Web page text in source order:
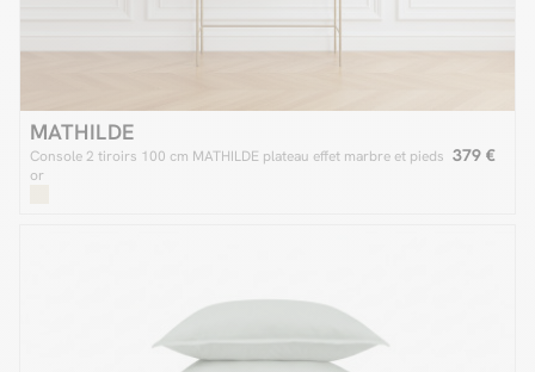
MATHILDE
Console 2 tiroirs 100 cm MATHILDE plateau effet marbre et pieds
or
379 €